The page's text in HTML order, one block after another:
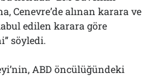
Cenevre’de alınan karara ve
edilen karara göre
söyledi.
ABD öncülüğündeki